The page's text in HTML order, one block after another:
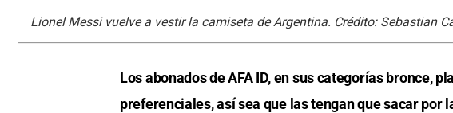
Lionel Messi vuelve a vestir la camiseta de Argentina. Crédito: Sebastian
Los abonados de AFA ID, en sus categorías bronce,
preferenciales, así sea que las tengan que sacar por